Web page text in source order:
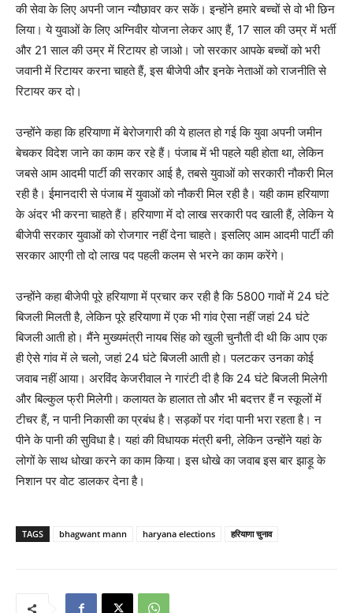
की सेवा के लिए अपनी जान न्यौछावर कर सकें। इन्होंने हमारे बच्चों से वो भी छिन
लिया। ये युवाओं के लिए अग्निवीर योजना लेकर आए हैं, 17 साल की उम्र में भर्ती
और 21 साल की उम्र में रिटायर हो जाओ। जो सरकार आपके बच्चों को भरी
जवानी में रिटायर करना चाहते हैं, इस बीजेपी और इनके नेताओं को राजनीति से
रिटायर कर दो।
उन्होंने कहा कि हरियाणा में बेरोजगारी की ये हालत हो गई कि युवा अपनी जमीन
बेचकर विदेश जाने का काम कर रहे हैं। पंजाब में भी पहले यही होता था, लेकिन
जबसे आम आदमी पार्टी की सरकार आई है, तबसे युवाओं को सरकारी नौकरी मिल
रही है। ईमानदारी से पंजाब में युवाओं को नौकरी मिल रही है। यही काम हरियाणा
के अंदर भी करना चाहते हैं। हरियाणा में दो लाख सरकारी पद खाली हैं, लेकिन ये
बीजेपी सरकार युवाओं को रोजगार नहीं देना चाहते। इसलिए आम आदमी पार्टी की
सरकार आएगी तो दो लाख पद पहली कलम से भरने का काम करेंगे।
उन्होंने कहा बीजेपी पूरे हरियाणा में प्रचार कर रही है कि 5800 गावों में 24 घंटे
बिजली मिलती है, लेकिन पूरे हरियाणा में एक भी गांव ऐसा नहीं जहां 24 घंटे
बिजली आती हो। मैंने मुख्यमंत्री नायब सिंह को खुली चुनौती दी थी कि आप एक
ही ऐसे गांव में ले चलो, जहां 24 घंटे बिजली आती हो। पलटकर उनका कोई
जवाब नहीं आया। अरविंद केजरीवाल ने गारंटी दी है कि 24 घंटे बिजली मिलेगी
और बिल्कुल फ्री मिलेगी। कलायत के हालात तो और भी बदत्तर हैं न स्कूलों में
टीचर हैं, न पानी निकासी का प्रबंध है। सड़कों पर गंदा पानी भरा रहता है। न
पीने के पानी की सुविधा है। यहां की विधायक मंत्री बनी, लेकिन उन्होंने यहां के
लोगों के साथ धोखा करने का काम किया। इस धोखे का जवाब इस बार झाड़ू के
निशान पर वोट डालकर देना है।
TAGS bhagwant mann haryana elections हरियाणा चुनाव